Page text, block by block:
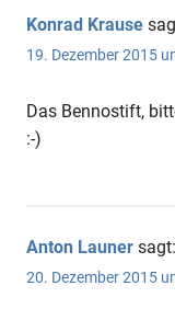
Konrad Krause
19. Dezember 2015
Das Bennostift,
:-)
Anton Launer sagt:
20. Dezember 2015